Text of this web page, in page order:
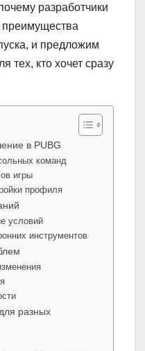
разработчики
преимущества
и предложим
тех, кто хочет сразу
в PUBG
команд
игры
профиля
условий
инструментов
разных